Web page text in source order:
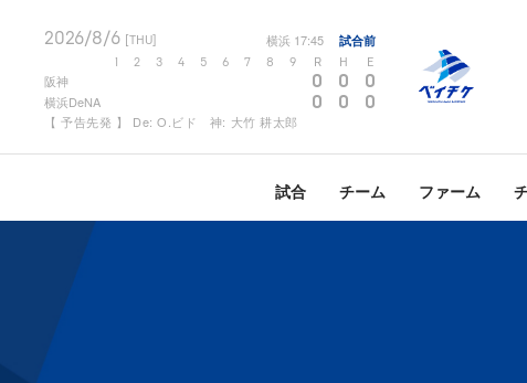
2026/8/6 [THU] 横浜 17:45 試合前
2 3 4 5 6 7 8 9 R H E
阪神 0 0 0
横浜DeNA 0 0 0
【 予告先発 】 De: O.ビド 神: 大竹 耕太郎
試合 チーム ファーム